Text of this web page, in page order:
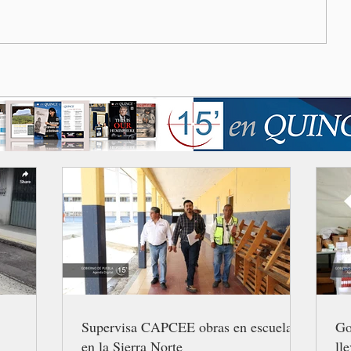
Supervisa CAPCEE obras en escuelas
en la Sierra Norte